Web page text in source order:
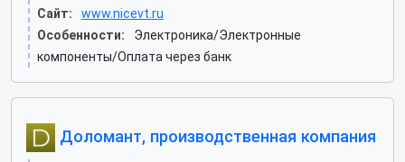
Сайт:
www.nicevt.ru
Особенности:
Электроника/Электронные
компоненты/Оплата через банк
Доломант, производственная компания